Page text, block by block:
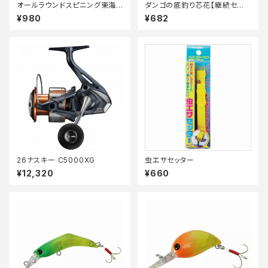
オールラウンドスピニング東海B
K 3号100M付【Tオリ】
¥980
ダンゴの底釣り芯花【継続セー
ル_エサ】
¥682
26ナスキー C5000XG
¥12,320
虫エサセッター
¥660